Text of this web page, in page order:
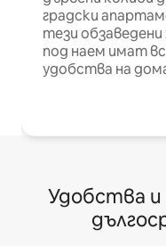
градски
тези
под наем имат
удобства на
Удобства